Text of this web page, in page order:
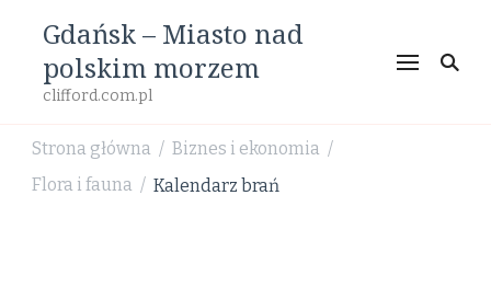
Gdańsk – Miasto nad
polskim morzem
clifford.com.pl
Strona główna / Biznes i ekonomia /
Flora i fauna / Kalendarz brań